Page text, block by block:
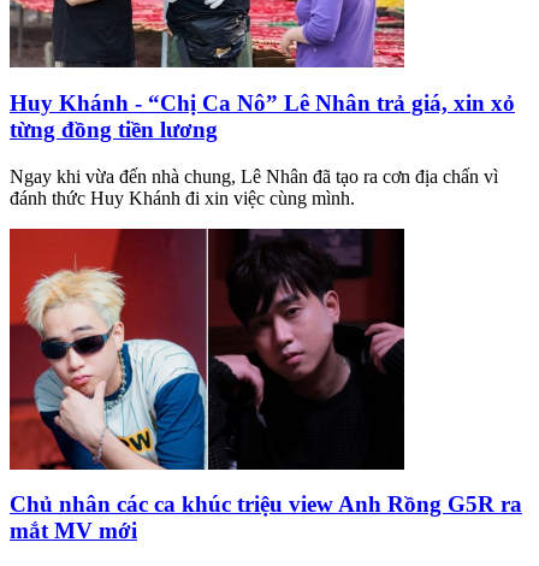
Huy Khánh - “Chị Ca Nô” Lê Nhân trả giá, xin xỏ
từng đồng tiền lương
Ngay khi vừa đến nhà chung, Lê Nhân đã tạo ra cơn địa chấn vì
đánh thức Huy Khánh đi xin việc cùng mình.
Chủ nhân các ca khúc triệu view Anh Rồng G5R ra
mắt MV mới